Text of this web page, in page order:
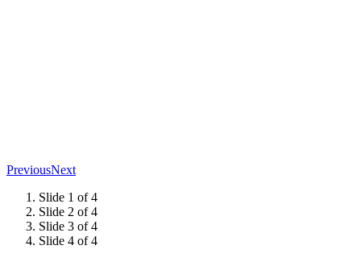
PreviousNext
Slide 1 of 4
Slide 2 of 4
Slide 3 of 4
Slide 4 of 4